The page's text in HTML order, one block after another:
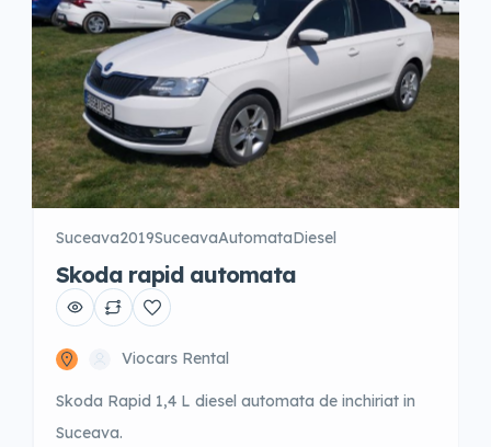
Suceava2019SuceavaAutomataDiesel
Skoda rapid automata
Viocars Rental
Skoda Rapid 1,4 L diesel automata de inchiriat in
Suceava.